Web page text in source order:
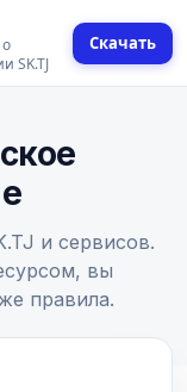
SK.TJ
Скачать
и сервисов.
вы
правила.